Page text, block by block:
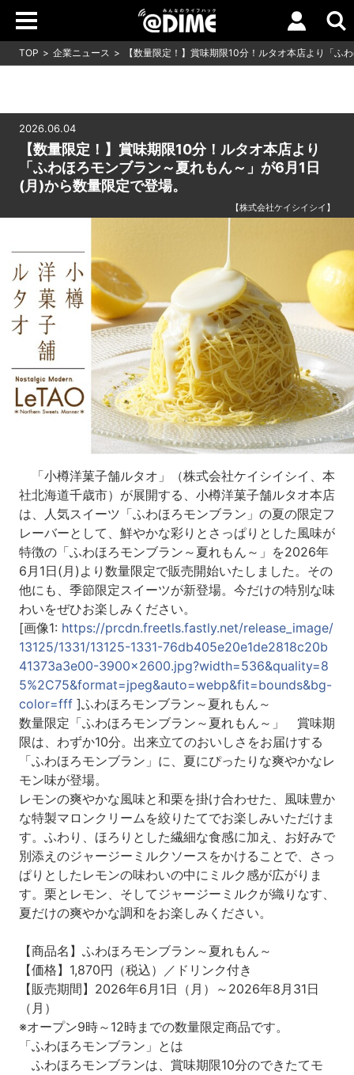
TOP 企業ニュース 【数量限定！】賞味期限10分！ルタオ本店より「
2026.06.04
【数量限定！】賞味期限10分！ルタオ本店より
「ふわほろモンブラン～夏れもん～」が6月1日
(月)から数量限定で登場。
【株式会社ケイシイシイ】
「小樽洋菓子舗ルタオ」（株式会社ケイシイシイ、本
社北海道千歳市）が展開する、小樽洋菓子舗ルタオ本店
は、人気スイーツ「ふわほろモンブラン」の夏の限定フ
レーバーとして、鮮やかな彩りとさっぱりとした風味が
特徴の「ふわほろモンブラン～夏れもん～」を2026年
6月1日(月)より数量限定で販売開始いたしました。その
他にも、季節限定スイーツが新登場。今だけの特別な味
わいをぜひお楽しみください。
[画像1: https://prcdn.freetls.fastly.net/release_image/
13125/1331/13125-1331-76db405e20e1de2818c20b
41373a3e00-3900x2600.jpg?width=536&quality=8
5%2C75&format=jpeg&auto=webp&fit=bounds&bg-
color=fff]ふわほろモンブラン～夏れもん～
数量限定「ふわほろモンブラン～夏れもん～」 賞味期
限は、わずか10分。出来立てのおいしさをお届けする
「ふわほろモンブラン」に、夏にぴったりな爽やかなレ
モン味が登場。
レモンの爽やかな風味と和栗を掛け合わせた、風味豊か
な特製マロンクリームを絞りたてでお楽しみいただけま
す。ふわり、ほろりとした繊細な食感に加え、お好みで
別添えのジャージーミルクソースをかけることで、さっ
ぱりとしたレモンの味わいの中にミルク感が広がりま
す。栗とレモン、そしてジャージーミルクが織りなす、
夏だけの爽やかな調和をお楽しみください。
【商品名】ふわほろモンブラン～夏れもん～
【価格】1,870円（税込）／ドリンク付き
【販売期間】2026年6月1日（月）～2026年8月31日
（月）
※オープン9時～12時までの数量限定商品です。
「ふわほろモンブラン」とは
ふわほろモンブランは、賞味期限10分のできたてモ